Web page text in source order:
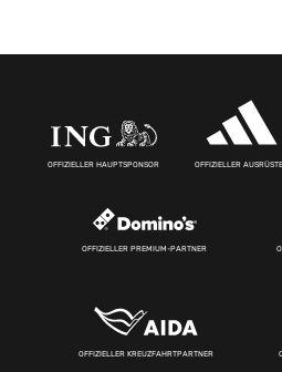
OFFIZIELLER HAUPTSPONSOR OFFIZIELLER
OFFIZIELLER PREMIUM-PARTNER
OFFIZIELLER KREUZFAHRTPARTNER